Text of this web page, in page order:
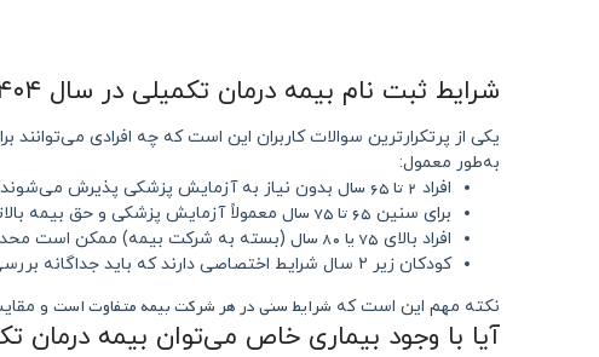
شرایط ثبت‌ نام بیمه درمان تکمیلی در سال ۱۴۰۴ چیست؟
یکی از پرتکرارترین سوالات کاربران این است که چه افرادی می‌توانند
به‌طور معمول:
افراد ۲ تا ۶۵ سال
بدون نیاز به آزمایش پزشکی پذیرش
برای سنین ۶۵ تا ۷۵ سال
معمولاً آزمایش پزشکی و حق بیمه
افراد بالای ۷۵ یا ۸۰ سال
(بسته به شرکت بیمه) ممکن است
کودکان زیر ۲ سال شرایط اختصاصی دارند که باید جداگانه بررسی شود.
نکته مهم این است که شرایط سنی در هر شرکت بیمه متفاوت است و
آیا با وجود بیماری خاص می‌توان بیمه درمان